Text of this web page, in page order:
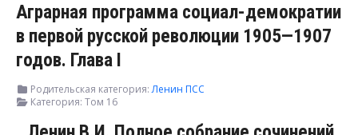
Аграрная программа социал-демократии
в первой русской революции 1905—1907
годов. Глава I
Родительская категория:Ленин ПСС
Категория: Том 16